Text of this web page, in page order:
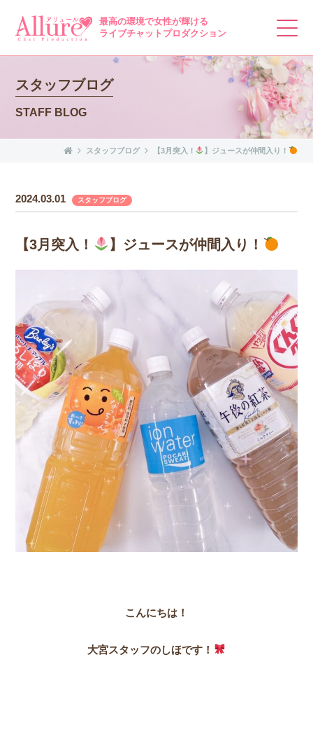
スタッフブログ
STAFF BLOG
最高の環境で女性が輝ける
ライブチャットプロダクション
スタッフブログ 【3月突入！ 】ジュースが仲間入り！
2024.03.01 スタッフブログ
【3月突入！ 】ジュースが仲間入り！
こんにちは！
大宮スタッフのしほです！